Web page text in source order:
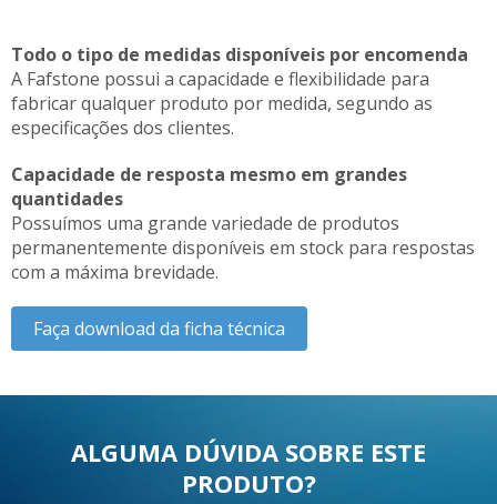
Todo o tipo de medidas disponíveis por encomenda
A Fafstone possui a capacidade e flexibilidade para
fabricar qualquer produto por medida, segundo as
especificações dos clientes.
Capacidade de resposta mesmo em grandes
quantidades
Possuímos uma grande variedade de produtos
permanentemente disponíveis em stock para respostas
com a máxima brevidade.
Faça download da ficha técnica
ALGUMA DÚVIDA SOBRE ESTE
PRODUTO?